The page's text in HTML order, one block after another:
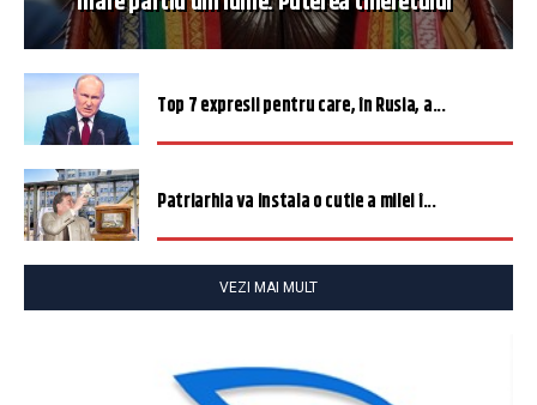
Top 7 expresii pentru care, în Rusia, a...
Patriarhia va instala o cutie a milei î...
VEZI MAI MULT